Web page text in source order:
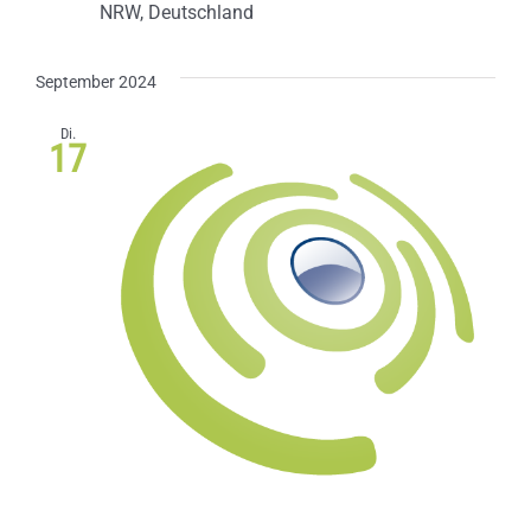
NRW, Deutschland
September 2024
Di.
17